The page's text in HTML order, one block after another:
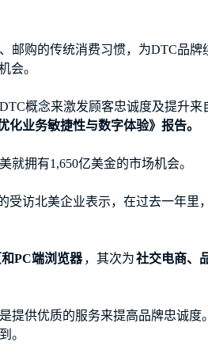
购的传统消费习惯，为DTC品牌
会。
概念来激发顾客忠诚度及提升来
化业务敏捷性与数字体验》报告。
拥有1,650亿美金的市场机会。
访北美企业表示，在过去一年里
PC端浏览器 ，其次为社交电商、
提供优质的服务来提高品牌忠诚度
。